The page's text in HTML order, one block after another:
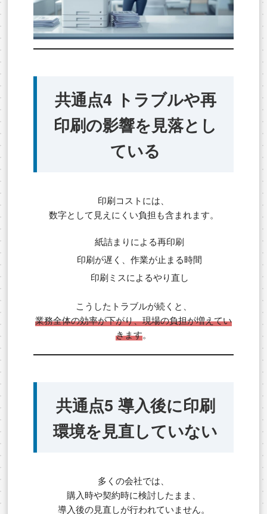
共通点4 トラブルや再
印刷の影響を見落とし
ている
印刷コストには、
数字として見えにくい負担も含まれます。
紙詰まりによる再印刷
印刷が遅く、作業が止まる時間
印刷ミスによるやり直し
こうしたトラブルが続くと、
業務全体の効率が下がり、現場の負担が増えてい
きます。
共通点5 導入後に印刷
環境を見直していない
多くの会社では、
購入時や契約時に検討したまま、
導入後の見直しが行われていません。